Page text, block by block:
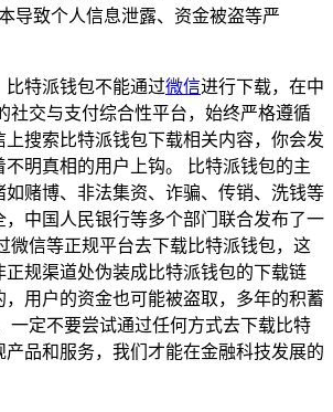
导致个人信息泄露、资金被盗等严
特派钱包不能通过微信进行下载，在中
社交与支付综合性平台，始终严格遵循
搜索比特派钱包下载相关内容，你会发
明真相的用户上钩。 比特派钱包的主
赌博、非法集资、诈骗、传销、洗钱等
中国人民银行等多个部门联合发布了一
微信等正规平台去下载比特派钱包，这
规渠道处伪装成比特派钱包的下载链
用户的资金也可能被盗取，多年的积蓄
一定不要尝试通过任何方式去下载比特
品和服务，我们才能在金融科技发展的